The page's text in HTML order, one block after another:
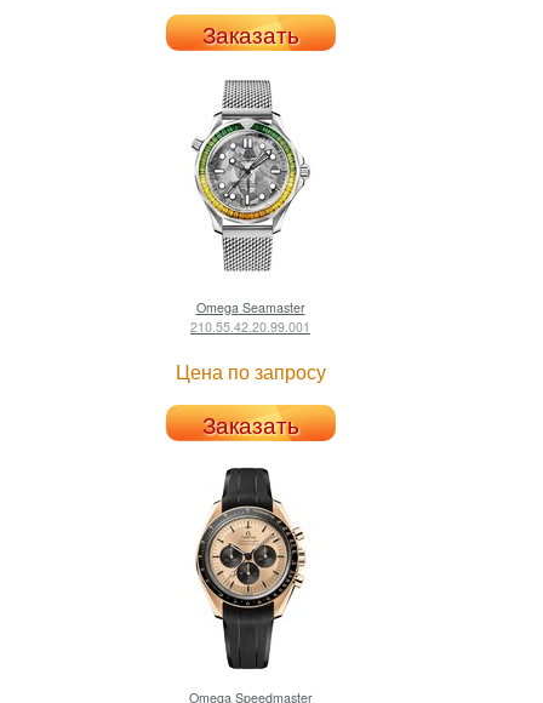
Заказать
OmegaSeamaster
210.55.42.20.99.001
Цена по запросу
Заказать
OmegaSpeedmaster